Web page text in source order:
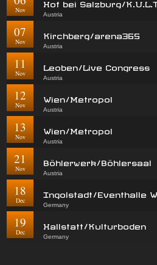
Nov
Hof bei Salzburg/
Austria
07
Nov
Kirchberg/arena365
Austria
11
Nov
Leoben/Live Congress
Austria
12
Nov
Wien/Metropol
Austria
13
Nov
Wien/Metropol
Austria
21
Nov
Böhlerwerk/Böhlersaal
Austria
18
Dec
Ingolstadt/Eventhalle
Germany
19
Dec
Hallstatt/Kulturboden
Germany